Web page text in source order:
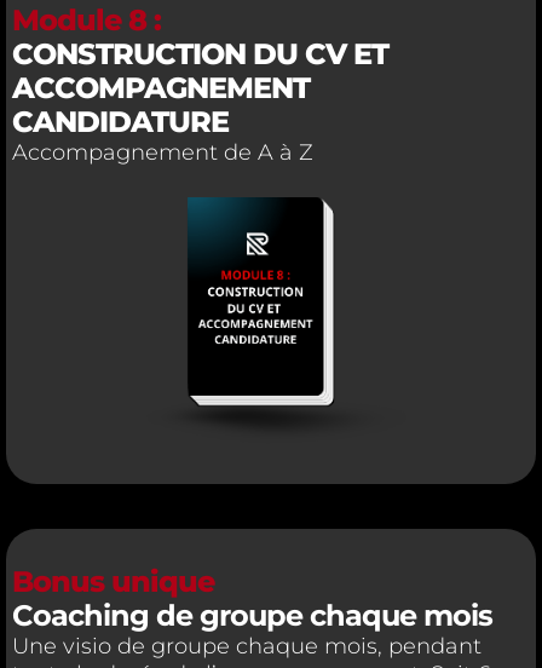
Module 8 :
CONSTRUCTION DU CV ET
ACCOMPAGNEMENT
CANDIDATURE
Accompagnement de A à Z
Bonus unique
Coaching de groupe chaque mois
Une visio de groupe chaque mois, pendant